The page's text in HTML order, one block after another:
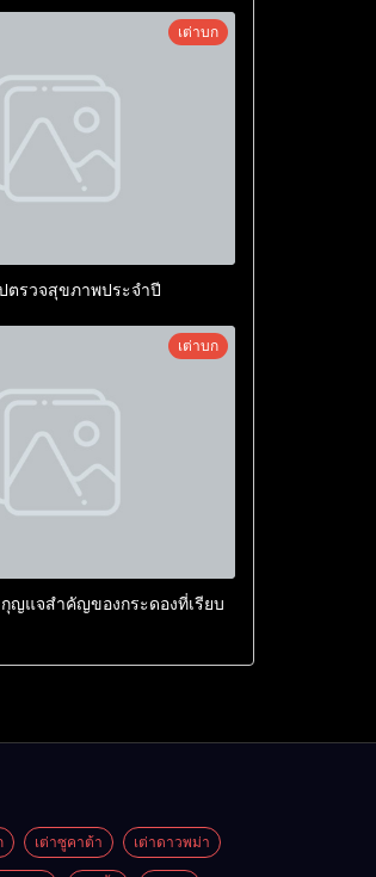
เต่าบก
ตรวจสุขภาพประจำปี
เต่าบก
ญแจสำคัญของกระดองที่เรียบ
เต่าซูคาต้า เต่าดาวพม่า